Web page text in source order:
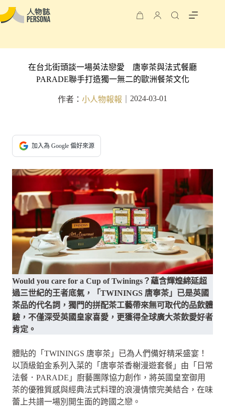
在台北街頭談一場英法戀愛 唐寧茶與法式餐廳
PARADE聯手打造獨一無二的歐洲餐茶文化
作者： 小人物報報 2024-03-01
加入為 Google 偏好來源
Would you care for a Cup of Twinings？蘊含輝煌綿延超
過三世紀的王者底氣，「TWININGS 唐寧茶」已是英國
茶品的代名詞，獨門的拼配茶工藝帶來無可取代的品飲體
驗，不僅深受英國皇家喜愛，更獲得全球廣大茶飲愛好者
肯定。
體貼的「TWININGS 唐寧茶」已為人們備好精采盛宴！
以頂級鉑金系列入菜的「唐寧茶香榭漫遊套餐」由「日常
法餐．PARADE」廚藝團隊協力創作，將英國皇室御用
茶的優雅質感與經典法式料理的浪漫情懷完美結合，在味
蕾上共譜一場別開生面的跨國之戀。